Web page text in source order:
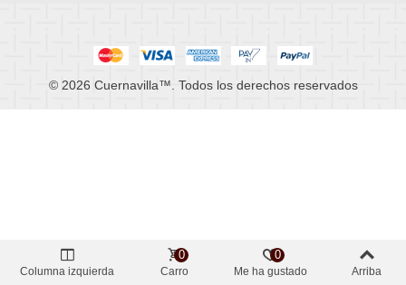
© 2026 Cuernavilla™. Todos los derechos reservados
Columna izquierda Carro
0
Me ha gustado
0
Arriba